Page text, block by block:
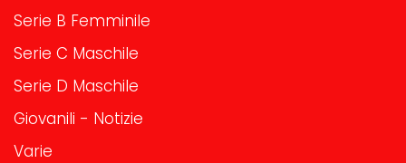
Serie B Femminile
Serie C Maschile
Serie D Maschile
Giovanili - Notizie
Varie